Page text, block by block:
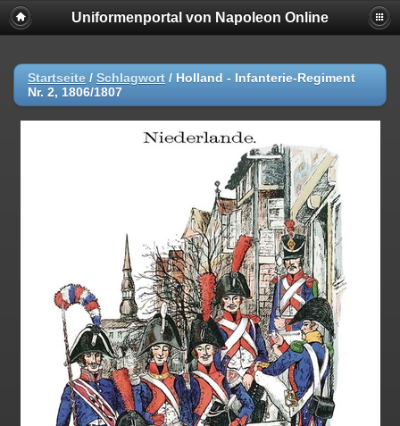
Uniformenportal von Napoleon Online
Startseite / Schlagwort / Holland - Infanterie-Regiment
Nr. 2, 1806/1807